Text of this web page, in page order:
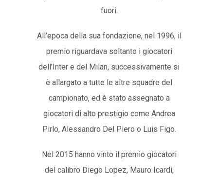
fuori.
All’epoca della sua fondazione, nel 1996, il
premio riguardava soltanto i giocatori
dell’Inter e del Milan, successivamente si
è allargato a tutte le altre squadre del
campionato, ed è stato assegnato a
giocatori di alto prestigio come Andrea
Pirlo, Alessandro Del Piero o Luis Figo.
Nel 2015 hanno vinto il premio giocatori
del calibro Diego Lopez, Mauro Icardi,